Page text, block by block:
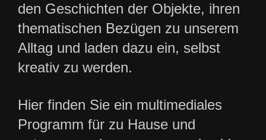
den Geschichten der Objekte, ihren
thematischen Bezügen zu unserem
Alltag und laden dazu ein, selbst
kreativ zu werden.
Hier finden Sie ein multimediales
Programm für zu Hause und